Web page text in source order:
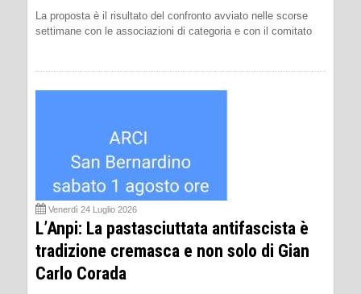
La proposta è il risultato del confronto avviato nelle scorse
settimane con le associazioni di categoria e con il comitato
Venerdì 24 Luglio 2026
L’Anpi: La pastasciuttata antifascista è
tradizione cremasca e non solo di Gian
Carlo Corada